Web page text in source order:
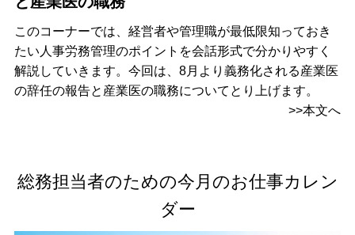
このコーナーでは、経営者や管理職が最低限知っておき
たい人事労務管理のポイントを会話形式で分かりやすく
解説していきます。今回は、8月より義務化される産業医
の辞任の報告と産業医の職務についてとり上げます。
>>本文へ
総務担当者のための今月のお仕事カレン
ダー